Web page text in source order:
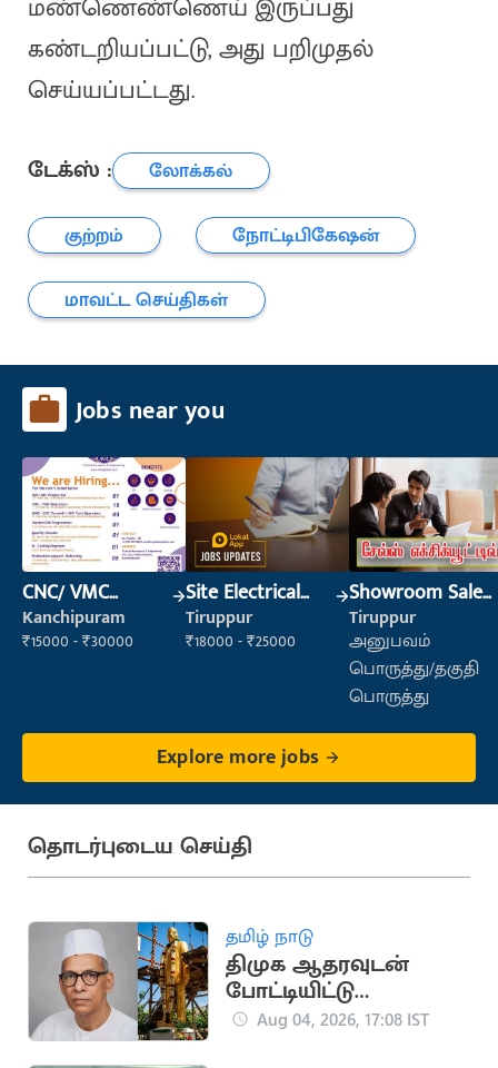
மண்ணெண்ணெய் இருப்பது
கண்டறியப்பட்டு, அது பறிமுதல்
செய்யப்பட்டது.
டேக்ஸ் :
லோக்கல்
குற்றம்
நோட்டிபிகேஷன்
மாவட்ட செய்திகள்
Jobs near you
CNC/ VMC
Operator
Kanchipuram
₹15000 - ₹30000
Site Electrical
Engineer
Tiruppur
₹18000 - ₹25000
Showroom Sales
Executive (Retail
Sales)
Tiruppur
அனுபவம்
பொருத்து/தகுதி
பொருத்து
Explore more jobs
தொடர்புடைய செய்தி
தமிழ் நாடு
திமுக ஆதரவுடன்
போட்டியிட்டு
காங்கிரசுடன்
Aug 04, 2026, 17:08 IST